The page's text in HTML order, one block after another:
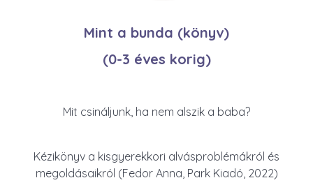
Mint a bunda (könyv)
(0-3 éves korig)
Mit csináljunk, ha nem alszik a baba?
Kézikönyv a kisgyerekkori alvásproblémákról és
megoldásaikról (Fedor Anna, Park Kiadó, 2022)